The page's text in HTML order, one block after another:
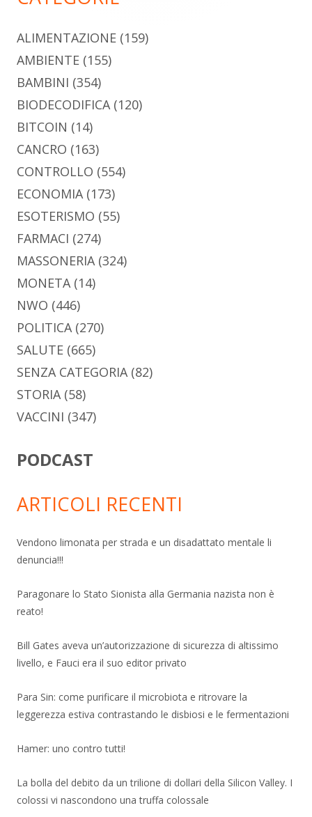
ALIMENTAZIONE (159)
AMBIENTE (155)
BAMBINI (354)
BIODECODIFICA(120)
BITCOIN (14)
CANCRO (163)
CONTROLLO (554)
ECONOMIA(173)
ESOTERISMO (55)
FARMACI (274)
MASSONERIA(324)
MONETA(14)
NWO (446)
POLITICA(270)
SALUTE (665)
SENZA CATEGORIA(82)
STORIA(58)
VACCINI (347)
PODCAST
ARTICOLI RECENTI
Vendono limonata per strada e un disadattato mentale li
denuncia!!!
Paragonare lo Stato Sionista alla Germania nazista non è
reato!
Bill Gates aveva un’autorizzazione di sicurezza di altissimo
livello, e Fauci era il suo editor privato
Para Sin: come purificare il microbiota e ritrovare la
leggerezza estiva contrastando le disbiosi e le fermentazioni
Hamer: uno contro tutti!
La bolla del debito da un trilione di dollari della Silicon Valley. I
colossi vi nascondono una truffa colossale